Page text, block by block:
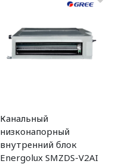
Канальный
низконапорный
внутренний блок
Energolux SMZDS-V2AI